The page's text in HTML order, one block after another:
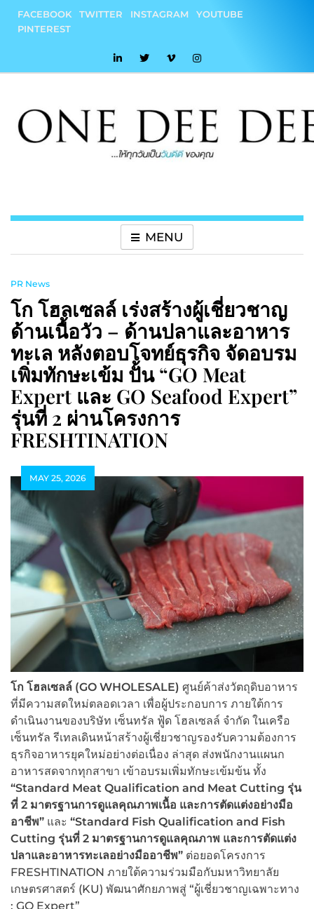
content
FACEBOOK TWITTER INSTAGRAM
YOUTUBE
PINTEREST
MENU
PR News
โก โฮลเซลล์ เร่งสร้างผู้เชี่ยวชาญ
ด้านเนื้อวัว – ด้านปลาและอาหาร
ทะเล หลังตอบโจทย์ธุรกิจ จัดอบรม
เพิ่มทักษะเข้ม ปั้น “GO Meat
Expert และ GO Seafood Expert”
รุ่นที่ 2 ผ่านโครงการ
FRESHTINATION
MAY 25, 2026
โก โฮลเซลล์ (GO WHOLESALE) ศูนย์ค้าส่งวัตถุดิบอาหาร
ที่มีความสดใหม่ตลอดเวลา เพื่อผู้ประกอบการ ภายใต้การ
ดำเนินงานของบริษัท เซ็นทรัล ฟู้ด โฮลเซลล์ จำกัด ในเครือ
เซ็นทรัล รีเทลเดินหน้าสร้างผู้เชี่ยวชาญรองรับความต้องการ
ธุรกิจอาหารยุคใหม่อย่างต่อเนื่อง ล่าสุด ส่งพนักงานแผนก
อาหารสดจากทุกสาขา เข้าอบรมเพิ่มทักษะเข้มข้น ทั้ง
“Standard Meat Qualification and Meat Cutting รุ่น
ที่ 2 มาตรฐานการดูแลคุณภาพเนื้อ และการตัดแต่งอย่างมือ
อาชีพ” และ “Standard Fish Qualification and Fish
Cutting รุ่นที่ 2 มาตรฐานการดูแลคุณภาพ และการตัดแต่ง
ปลาและอาหารทะเลอย่างมืออาชีพ” ต่อยอดโครงการ
FRESHTINATION ภายใต้ความร่วมมือกับมหาวิทยาลัย
เกษตรศาสตร์ (KU) พัฒนาศักยภาพสู่ “ผู้เชี่ยวชาญเฉพาะทาง
: GO Expert”